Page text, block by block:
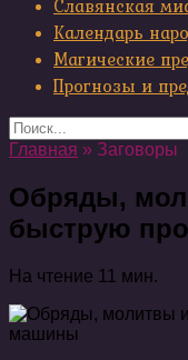
Славянская
Календарь
Магические
Прогнозы и
Search
for:
Главная » Заговоры
Обряды,
быструю
На чтение 11 мин.